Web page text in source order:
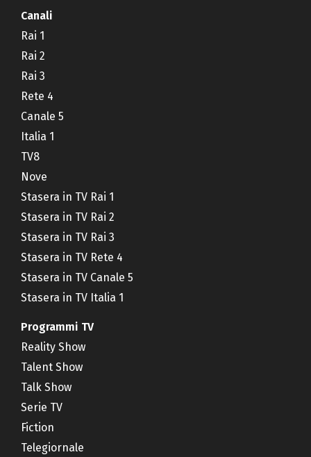
Canali
Rai 1
Rai 2
Rai 3
Rete 4
Canale 5
Italia 1
TV8
Nove
Stasera in TV Rai 1
Stasera in TV Rai 2
Stasera in TV Rai 3
Stasera in TV Rete 4
Stasera in TV Canale 5
Stasera in TV Italia 1
Programmi TV
Reality Show
Talent Show
Talk Show
Serie TV
Fiction
Telegiornale